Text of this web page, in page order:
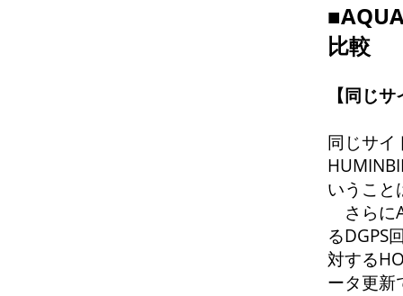
比較
【同じ
同じサイ
いうこと
さらに
るDGPS
対する
ータ更新